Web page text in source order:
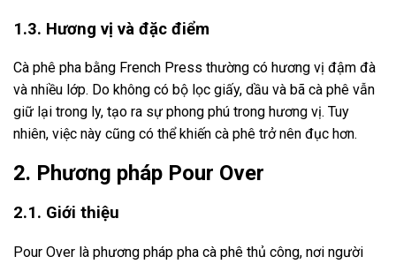
1.3. Hương vị và đặc điểm
Cà phê pha bằng French Press thường có hương vị đậm đà
và nhiều lớp. Do không có bộ lọc giấy, dầu và bã cà phê vẫn
giữ lại trong ly, tạo ra sự phong phú trong hương vị. Tuy
nhiên, việc này cũng có thể khiến cà phê trở nên đục hơn.
2. Phương pháp Pour Over
2.1. Giới thiệu
Pour Over là phương pháp pha cà phê thủ công, nơi người